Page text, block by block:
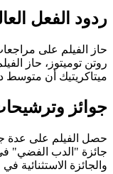
ردود الفعل
حاز الفيلم على
ميتاكريتيك أن متوسط
جوائز
حصل الفيلم على عدة
والجائزة الاستثنائية